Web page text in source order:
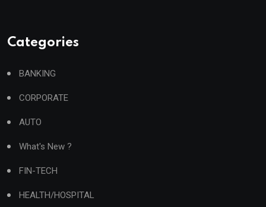
Categories
BANKING
CORPORATE
AUTO
What's New ?
FIN-TECH
HEALTH/HOSPITAL